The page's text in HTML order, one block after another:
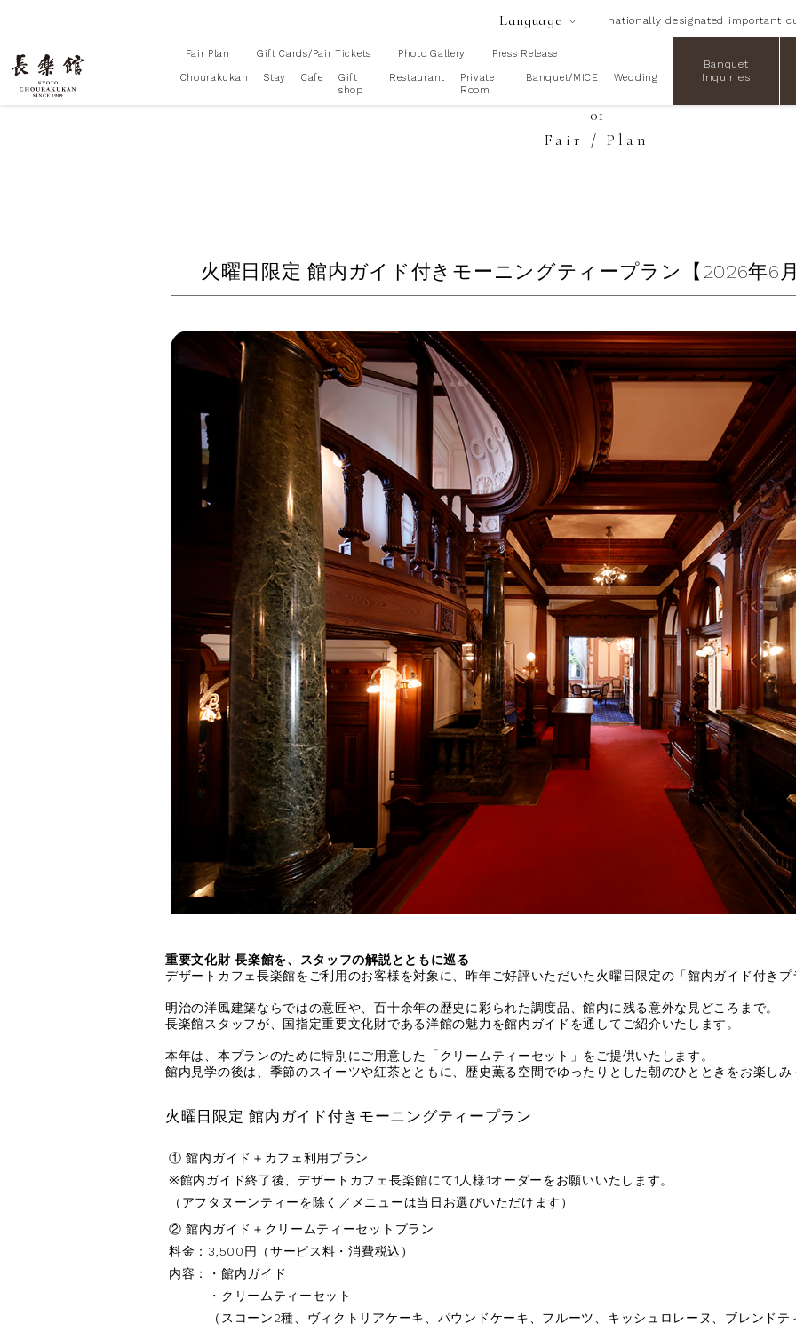
Language nationally designated important
Fair Plan Gift Cards/Pair Tickets Photo Gallery Press Release
Chourakukan Stay Cafe
Gift
shop
Restaurant
Private
Room
Banquet/MICE Wedding
Banquet
Inquiries
01
Fair / Plan
火曜日限定 館内ガイド付きモーニングティープラン【2026年6月
重要文化財 長楽館を、スタッフの解説とともに巡る
デザートカフェ長楽館をご利用のお客様を対象に、昨年ご好評いただいた火曜日限定の「館内ガイド付きプ
明治の洋風建築ならではの意匠や、百十余年の歴史に彩られた調度品、館内に残る意外な見どころまで。
長楽館スタッフが、国指定重要文化財である洋館の魅力を館内ガイドを通してご紹介いたします。
本年は、本プランのために特別にご用意した「クリームティーセット」をご提供いたします。
館内見学の後は、季節のスイーツや紅茶とともに、歴史薫る空間でゆったりとした朝のひとときをお楽しみ
火曜日限定 館内ガイド付きモーニングティープラン
① 館内ガイド＋カフェ利用プラン
※館内ガイド終了後、デザートカフェ長楽館にて1人様1オーダーをお願いいたします。
（アフタヌーンティーを除く／メニューは当日お選びいただけます）
② 館内ガイド＋クリームティーセットプラン
料金：3,500円（サービス料・消費税込）
内容：・館内ガイド
・クリームティーセット
（スコーン2種、ヴィクトリアケーキ、パウンドケーキ、フルーツ、キッシュロレーヌ、ブレンドテ